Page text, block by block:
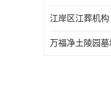
江岸区江葬机